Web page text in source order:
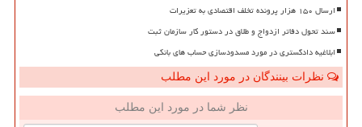
ارسال ۱۵۰ هزار پرونده تخلف اقتصادی به تعزیرات
سند تحول دفاتر ازدواج و طلاق در دستور کار سازمان ثبت
ابلاغیه دادگستری در مورد مسدودسازی حساب های بانکی
نظرات بینندگان در مورد این مطلب
نظر شما در مورد این مطلب